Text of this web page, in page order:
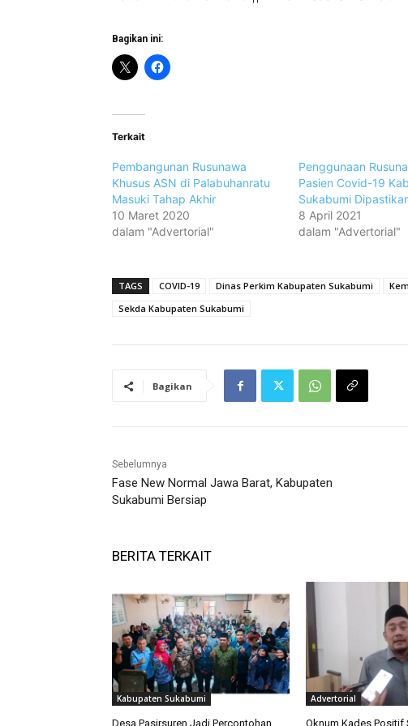
Bagikan ini:
Terkait
Pembangunan Rusunawa
Khusus ASN di Palabuhanratu
Masuki Tahap Akhir
10 Maret 2020
dalam "Advertorial"
Penggunaan
Pasien Covid-19
Sukabumi
8 April 2021
dalam "Advertorial"
TAGS COVID-19 Dinas Perkim Kabupaten Sukabumi
Sekda Kabupaten Sukabumi
Bagikan
Sebelumnya
Fase New Normal Jawa Barat, Kabupaten
Sukabumi Bersiap
BERITA TERKAIT
Kabupaten Sukabumi
Desa Pasirsuren Jadi Percontohan
Advertorial
Oknum Kades Positif